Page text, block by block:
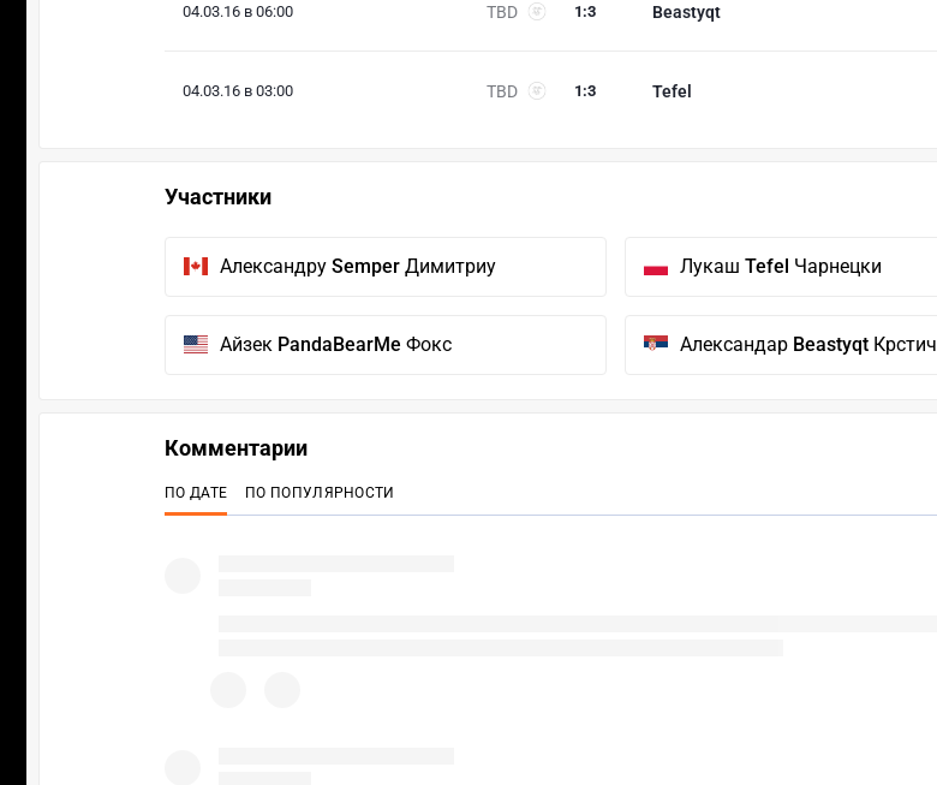
04.03.16 в 06:00 TBD Beastyqt
1 :3
04.03.16 в 03:00 TBD Tefel
1 :3
Участники
Александру Semper Димитриу Лукаш Tefel Чарнецки
Айзек PandaBearMe Фокс Александар BeastyqtКрстич
Комментарии
ПО ДАТЕ ПО ПОПУЛЯРНОСТИ